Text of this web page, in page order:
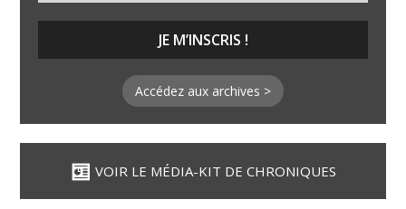
Accédez aux archives >
VOIR LE MÉDIA-KIT DE CHRONIQUES